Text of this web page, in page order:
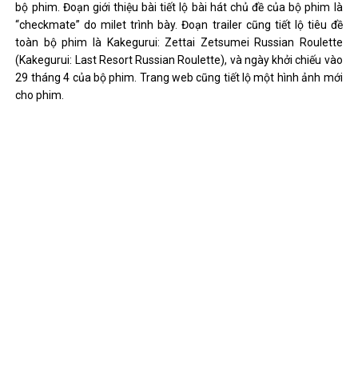
bộ phim. Đoạn giới thiệu bài tiết lộ bài hát chủ đề của bộ phim là
“checkmate” do milet trình bày. Đoạn trailer cũng tiết lộ tiêu đề
toàn bộ phim là Kakegurui: Zettai Zetsumei Russian Roulette
(Kakegurui: Last Resort Russian Roulette), và ngày khởi chiếu vào
29 tháng 4 của bộ phim. Trang web cũng tiết lộ một hình ảnh mới
cho phim.